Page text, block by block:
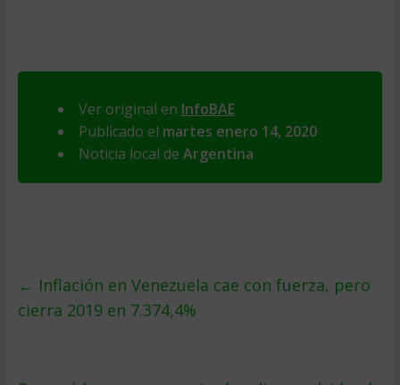
Ver original en InfoBAE
Publicado el martes enero 14, 2020
Noticia local de Argentina
← Inflación en Venezuela cae con fuerza, pero
cierra 2019 en 7.374,4%